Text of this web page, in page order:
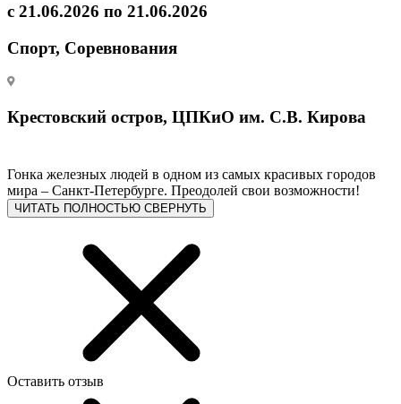
с 21.06.2026 по 21.06.2026
Спорт, Соревнования
Крестовский остров, ЦПКиО им. С.В. Кирова
Гонка железных людей в одном из самых красивых городов
мира – Санкт-Петербурге. Преодолей свои возможности!
ЧИТАТЬ ПОЛНОСТЬЮ СВЕРНУТЬ
Оставить отзыв